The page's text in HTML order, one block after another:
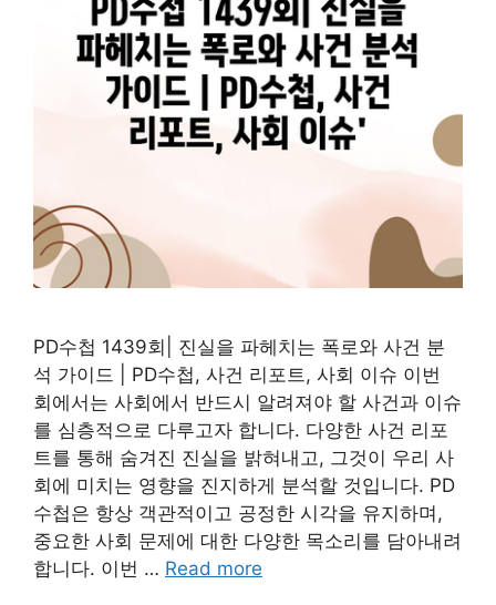
PD수첩 1439회| 진실을 파헤치는 폭로와 사건 분
석 가이드 | PD수첩, 사건 리포트, 사회 이슈 이번
회에서는 사회에서 반드시 알려져야 할 사건과 이슈
를 심층적으로 다루고자 합니다. 다양한 사건 리포
트를 통해 숨겨진 진실을 밝혀내고, 그것이 우리 사
회에 미치는 영향을 진지하게 분석할 것입니다. PD
수첩은 항상 객관적이고 공정한 시각을 유지하며,
중요한 사회 문제에 대한 다양한 목소리를 담아내려
합니다. 이번 … Read more